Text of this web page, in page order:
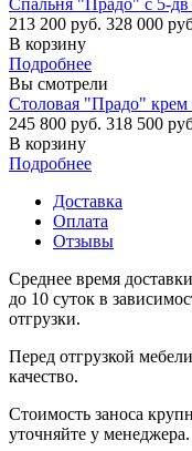
213 200 руб. 328 000
В корзину
Подробнее
Вы смотрели
Столовая "Прадо" крем
245 800 руб. 318 500
В корзину
Подробнее
Доставка
Оплата
Отзывы
Среднее время
до 10 суток в
отгрузки.
Перед отгрузкой
качество.
Стоимость заноса
уточняйте у менеджера.